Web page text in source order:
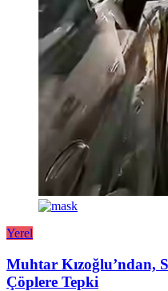
Yerel
Muhtar Kızoğlu’ndan,
Çöplere Tepki